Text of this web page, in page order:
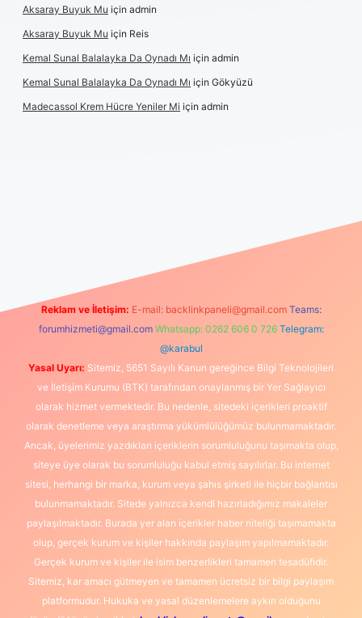
Aksaray Buyuk Mu için admin
Aksaray Buyuk Mu için Reis
Kemal Sunal Balalayka Da Oynadı Mı için admin
Kemal Sunal Balalayka Da Oynadı Mı için Gökyüzü
Madecassol Krem Hücre Yeniler Mi için admin
Reklam ve İletişim: E-mail: backlinkpaneli@gmail.com Teams:
forumhizmeti@gmail.com Whatsapp: 0262 606 0 726 Telegram:
@karabul
Yasal Uyarı: Sitemiz, 5651 Sayılı Kanun gereğince Bilgi Teknolojileri
ve İletişim Kurumu (BTK) tarafından onaylanmış bir Yer Sağlayıcı
olarak hizmet vermektedir. Bu nedenle, sitedeki içerikleri proaktif
olarak denetleme veya araştırma yükümlülüğümüz bulunmamaktadır.
Ancak, üyelerimiz yazdıkları içeriklerin sorumluluğunu taşımakta olup,
siteye üye olarak bu sorumluluğu kabul etmiş sayılırlar. Bu internet
sitesi, herhangi bir marka, kurum veya şahıs şirketi ile hiçbir bağlantısı
bulunmamaktadır. Sitede yalnızca kendi hazırladığımız makaleler
paylaşılmaktadır. Burada yer alan içerikler haber niteliği taşımamakta
olup, gerçek kurum ve kişiler hakkında paylaşım yapılmamaktadır.
Gerçek kurum ve kişiler ile isim benzerlikleri tamamen tesadüfidir.
Sitemiz, kar amacı gütmeyen ve tamamen ücretsiz bir bilgi paylaşım
platformudur. Hukuka ve yasal düzenlemelere aykırı olduğunu